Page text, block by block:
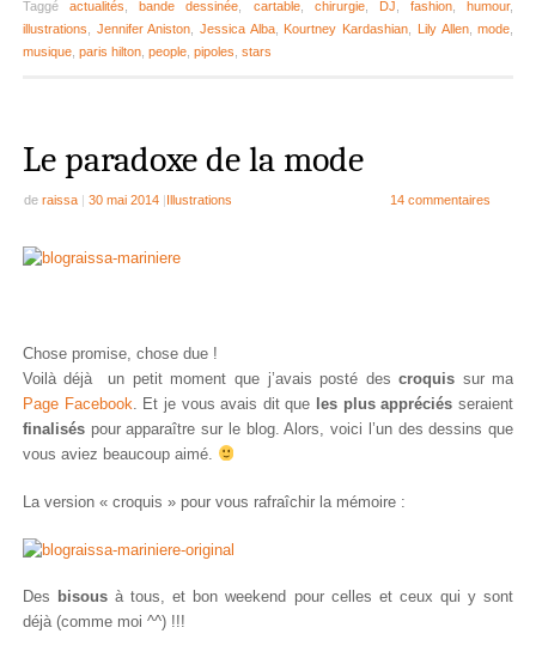
Taggéactualités ,bande dessinée cartable, chirurgie, DJ fashion,humour,
illustrations
Jennifer Aniston Jessica Alba, Kourtney Kardashian Lily Allen,mode
musique, paris hilton, people, pipoles stars
Le paradoxe de la mode
de raissa | 30 mai 2014 |Illustrations 14 commentaires
Chose promise, chose due !
Voilà déjà un petit moment que j’avais posté descroquis sur ma
Page Facebook . Et je vous avais dit que les plus appréciés seraient
finaliséspour apparaître sur le blog. Alors, voici l’un des dessins que
vous aviez beaucoup aimé.
La version « croquis » pour vous rafraîchir la mémoire :
Des bisousà tous, et bon weekend pour celles et ceux qui y sont
déjà (comme moi ^^) !!!